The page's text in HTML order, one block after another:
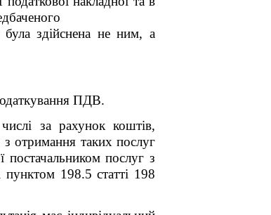
здійснена не ним, а
ПДВ.
за рахунок коштів,
з отримання таких послуг
послуг з
пунктом 198.5 статті 198